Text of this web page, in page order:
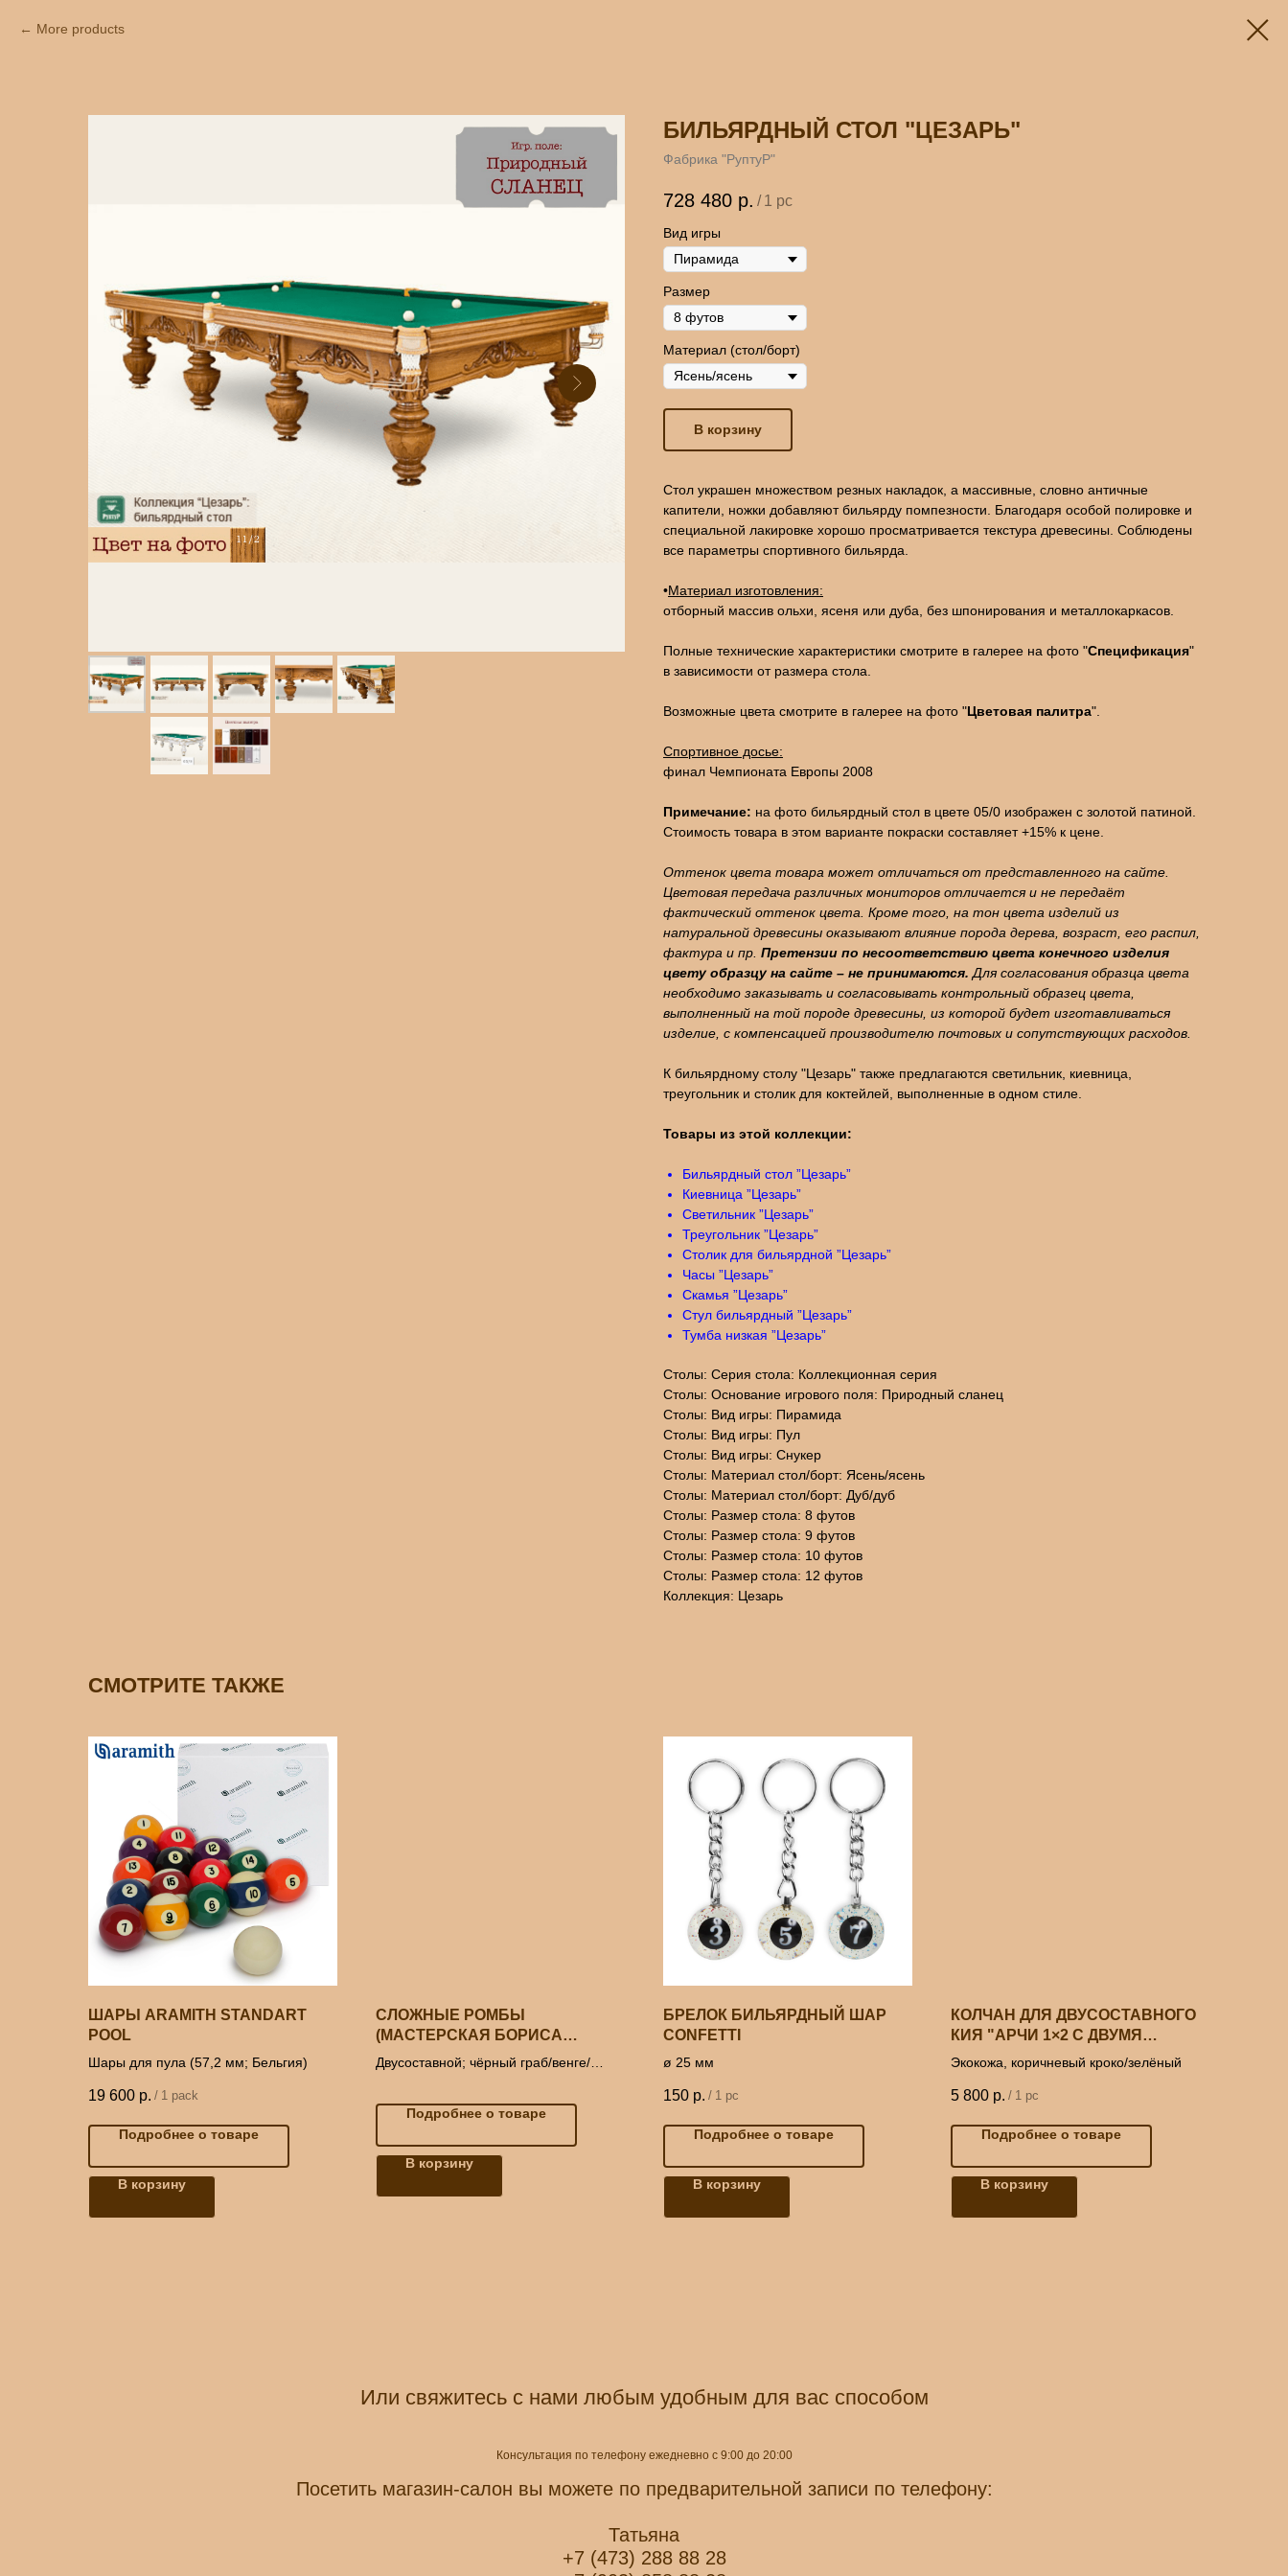
More products
БИЛЬЯРДНЫЙ СТОЛ "ЦЕЗАРЬ"
Фабрика "РуптуР"
728 480 р. / 1 pc
Вид игры
Размер
Материал (стол/борт)
В корзину
Стол украшен множеством резных накладок, а массивные, словно античные
капители, ножки добавляют бильярду помпезности. Благодаря особой полировке и
специальной лакировке хорошо просматривается текстура древесины. Соблюдены
все параметры спортивного бильярда.
•Материал изготовления:
отборный массив ольхи, ясеня или дуба, без шпонирования и металлокаркасов.
Полные технические характеристики смотрите в галерее на фото "Спецификация"
в зависимости от размера стола.
Возможные цвета смотрите в галерее на фото "Цветовая палитра".
Спортивное досье:
финал Чемпионата Европы 2008
Примечание: на фото бильярдный стол в цвете 05/0 изображен с золотой патиной.
Стоимость товара в этом варианте покраски составляет +15% к цене.
Оттенок цвета товара может отличаться от представленного на сайте.
Цветовая передача различных мониторов отличается и не передаёт
фактический оттенок цвета. Кроме того, на тон цвета изделий из
натуральной древесины оказывают влияние порода дерева, возраст, его распил,
фактура и пр. Претензии по несоответствию цвета конечного изделия
цвету образцу на сайте – не принимаются.Для согласования образца цвета
необходимо заказывать и согласовывать контрольный образец цвета,
выполненный на той породе древесины, из которой будет изготавливаться
изделие, с компенсацией производителю почтовых и сопутствующих расходов.
К бильярдному столу "Цезарь" также предлагаются светильник, киевница,
треугольник и столик для коктейлей, выполненные в одном стиле.
Товары из этой коллекции:
Бильярдный стол ”Цезарь”
Киевница ”Цезарь”
Светильник ”Цезарь”
Треугольник ”Цезарь”
Столик для бильярдной ”Цезарь”
Часы ”Цезарь”
Скамья ”Цезарь”
Стул бильярдный ”Цезарь”
Тумба низкая ”Цезарь”
Столы: Серия стола: Коллекционная серия
Столы: Основание игрового поля: Природный сланец
Столы: Вид игры: Пирамида
Столы: Вид игры: Пул
Столы: Вид игры: Снукер
Столы: Материал стол/борт: Ясень/ясень
Столы: Материал стол/борт: Дуб/дуб
Столы: Размер стола: 8 футов
Столы: Размер стола: 9 футов
Столы: Размер стола: 10 футов
Столы: Размер стола: 12 футов
Коллекция: Цезарь
СМОТРИТЕ ТАКЖЕ
ШАРЫ ARAMITH STANDART
POOL
Шары для пула (57,2 мм; Бельгия)
19 600 р. / 1 pack
Подробнее о товаре
В корзину
СЛОЖНЫЕ РОМБЫ
(МАСТЕРСКАЯ БОРИСА
ГРИГОРЬЕВА)
Двусоставной; чёрный граб/венге/
Подробнее о товаре
В корзину
БРЕЛОК БИЛЬЯРДНЫЙ ШАР
CONFETTI
ø 25 мм
150 р. / 1 pc
Подробнее о товаре
В корзину
КОЛЧАН ДЛЯ ДВУСОСТАВНОГО
КИЯ "АРЧИ 1×2 С ДВУМЯ
КАРМАНАМИ"
Экокожа, коричневый кроко/зелёный
5 800 р. / 1 pc
Подробнее о товаре
В корзину
Или свяжитесь с нами любым удобным для вас способом
Консультация по телефону ежедневно с 9:00 до 20:00
Посетить магазин-салон вы можете по предварительной записи по телефону:
Татьяна
+7 (473) 288 88 28